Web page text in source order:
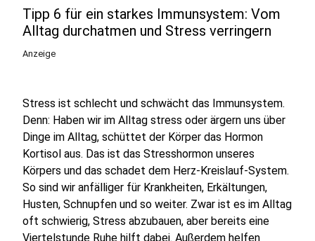
Tipp 6 für ein starkes Immunsystem: Vom
Alltag durchatmen und Stress verringern
Anzeige
Stress ist schlecht und schwächt das Immunsystem.
Denn: Haben wir im Alltag stress oder ärgern uns über
Dinge im Alltag, schüttet der Körper das Hormon
Kortisol aus. Das ist das Stresshormon unseres
Körpers und das schadet dem Herz-Kreislauf-System.
So sind wir anfälliger für Krankheiten, Erkältungen,
Husten, Schnupfen und so weiter. Zwar ist es im Alltag
oft schwierig, Stress abzubauen, aber bereits eine
Viertelstunde Ruhe hilft dabei. Außerdem helfen